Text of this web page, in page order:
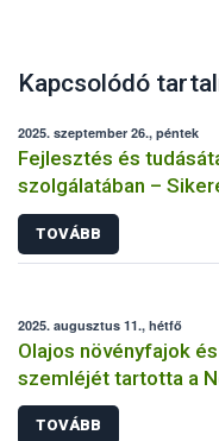
Kapcsolódó
2025. szeptember 26., péntek
Fejlesztés és
szolgálatában –
üzemi projektje
TOVÁBB
2025. augusztus 11., hétfő
Olajos növényfajok
szemléjét tartotta a
TOVÁBB